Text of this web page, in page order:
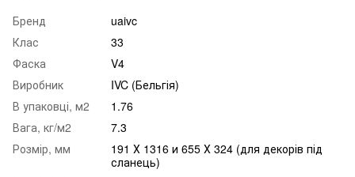
Бренд
uaivc
Клас
33
Фаска
V4
Виробник
IVC (Бельгія)
В упаковці, м2
1.76
Вага, кг/м2
7.3
Розмір, мм
191 Х 1316 и 655 Х 324 (для декорів під
сланець)